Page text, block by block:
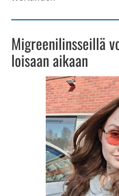
Migree­ni­lins­seil­lä
loi­saan ai­kaan